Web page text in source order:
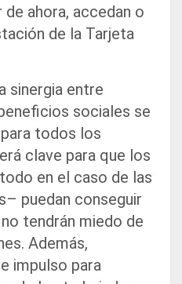
ahora, accedan o
de la Tarjeta
sinergia entre
sociales se
todos los
clave para que los
en el caso de las
puedan conseguir
tendrán miedo de
Además,
impulso para